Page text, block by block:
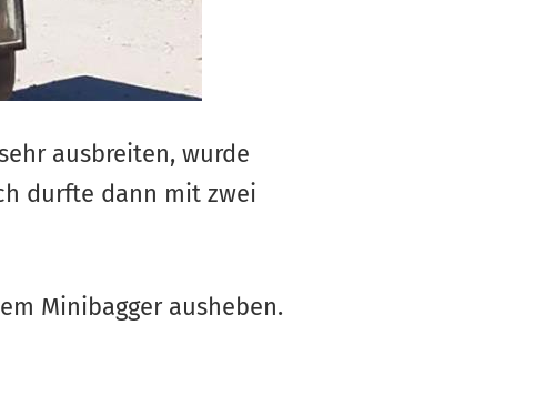
ausbreiten, wurde
durfte dann mit zwei
Minibagger ausheben.